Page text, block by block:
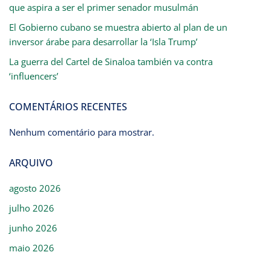
que aspira a ser el primer senador musulmán
El Gobierno cubano se muestra abierto al plan de un
inversor árabe para desarrollar la ‘Isla Trump’
La guerra del Cartel de Sinaloa también va contra
‘influencers’
COMENTÁRIOS RECENTES
Nenhum comentário para mostrar.
ARQUIVO
agosto 2026
julho 2026
junho 2026
maio 2026